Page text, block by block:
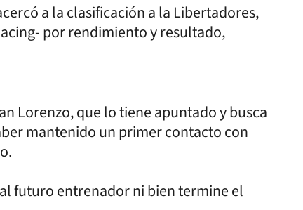
a la clasificación a la Libertadores,
por rendimiento y resultado,
Lorenzo, que lo tiene apuntado y busca
mantenido un primer contacto con
futuro entrenador ni bien termine el